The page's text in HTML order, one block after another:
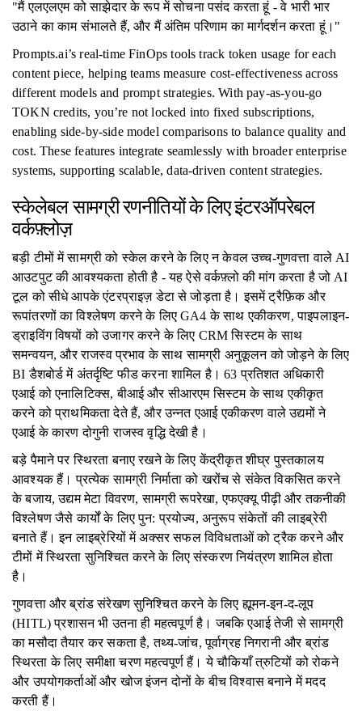
"मैं एलएलएम को साझेदार के रूप में सोचना पसंद करता हूं - वे भारी भार
उठाने का काम संभालते हैं, और मैं अंतिम परिणाम का मार्गदर्शन करता हूं।"
Prompts.ai’s real-time FinOps tools track token usage for each
content piece, helping teams measure cost-effectiveness across
different models and prompt strategies. With pay-as-you-go
TOKN credits, you’re not locked into fixed subscriptions,
enabling side-by-side model comparisons to balance quality and
cost. These features integrate seamlessly with broader enterprise
systems, supporting scalable, data-driven content strategies.
स्केलेबल सामग्री रणनीतियों के लिए इंटरऑपरेबल
वर्कफ़्लोज़
बड़ी टीमों में सामग्री को स्केल करने के लिए न केवल उच्च-गुणवत्ता वाले AI
आउटपुट की आवश्यकता होती है - यह ऐसे वर्कफ़्लो की मांग करता है जो AI
टूल को सीधे आपके एंटरप्राइज़ डेटा से जोड़ता है। इसमें ट्रैफ़िक और
रूपांतरणों का विश्लेषण करने के लिए GA4 के साथ एकीकरण, पाइपलाइन-
ड्राइविंग विषयों को उजागर करने के लिए CRM सिस्टम के साथ
समन्वयन, और राजस्व प्रभाव के साथ सामग्री अनुकूलन को जोड़ने के लिए
BI डैशबोर्ड में अंतर्दृष्टि फीड करना शामिल है। 63 प्रतिशत अधिकारी
एआई को एनालिटिक्स, बीआई और सीआरएम सिस्टम के साथ एकीकृत
करने को प्राथमिकता देते हैं, और उन्नत एआई एकीकरण वाले उद्यमों ने
एआई के कारण दोगुनी राजस्व वृद्धि देखी है।
बड़े पैमाने पर स्थिरता बनाए रखने के लिए केंद्रीकृत शीघ्र पुस्तकालय
आवश्यक हैं। प्रत्येक सामग्री निर्माता को खरोंच से संकेत विकसित करने
के बजाय, उद्यम मेटा विवरण, सामग्री रूपरेखा, एफएक्यू पीढ़ी और तकनीकी
विश्लेषण जैसे कार्यों के लिए पुन: प्रयोज्य, अनुरूप संकेतों की लाइब्रेरी
बनाते हैं। इन लाइब्रेरियों में अक्सर सफल विविधताओं को ट्रैक करने और
टीमों में स्थिरता सुनिश्चित करने के लिए संस्करण नियंत्रण शामिल होता
है।
गुणवत्ता और ब्रांड संरेखण सुनिश्चित करने के लिए ह्यूमन-इन-द-लूप
(HITL) प्रशासन भी उतना ही महत्वपूर्ण है। जबकि एआई तेजी से सामग्री
का मसौदा तैयार कर सकता है, तथ्य-जांच, पूर्वाग्रह निगरानी और ब्रांड
स्थिरता के लिए समीक्षा चरण महत्वपूर्ण हैं। ये चौकियाँ त्रुटियों को रोकने
और उपयोगकर्ताओं और खोज इंजन दोनों के बीच विश्वास बनाने में मदद
करती हैं।